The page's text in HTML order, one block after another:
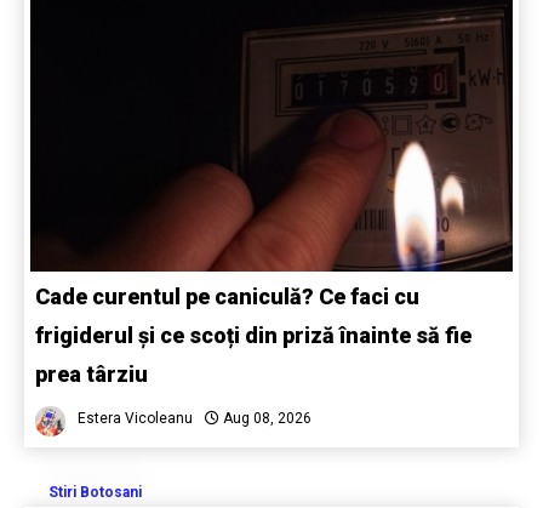
Cade curentul pe caniculă? Ce faci cu
frigiderul și ce scoți din priză înainte să fie
prea târziu
Estera Vicoleanu Aug 08, 2026
Stiri Botosani